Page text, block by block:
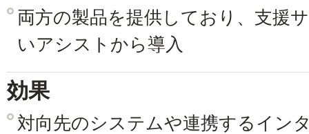
両方の製品を提供しており、支援
いアシストから導入
効果
対向先のシステムや連携するイン